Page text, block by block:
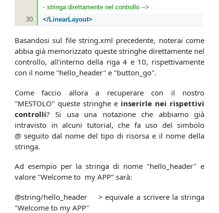
- stringa direttamente nel controllo -->
</LinearLayout>
Basandosi sul file string.xml precedente, noterai come
abbia già memorizzato queste stringhe direttamente nel
controllo, all'interno della riga 4 e 10, rispettivamente
con il nome "hello_header" e "button_go".
Come faccio allora a recuperare con il nostro
"MESTOLO" queste stringhe e inserirle nei rispettivi
controlli? Si usa una notazione che abbiamo già
intravisto in alcuni tutorial, che fa uso del simbolo
@ seguito dal nome del tipo di risorsa e il nome della
stringa.
Ad esempio per la stringa di nome "hello_header" e
valore "Welcome to my APP" sarà:
@string/hello_header > equivale a scrivere la stringa
"Welcome to my APP"